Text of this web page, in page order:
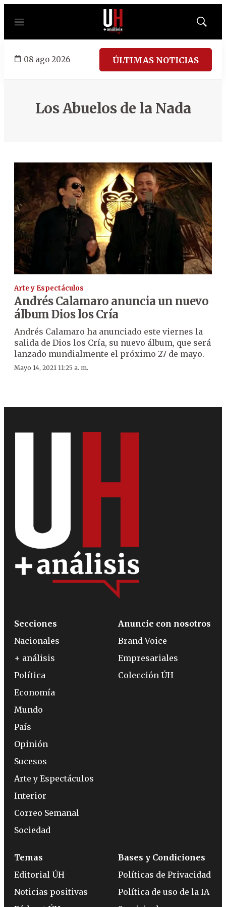
Menú
Mostrar
08 ago 2026 ÚLTIMAS NOTICIAS
Los Abuelos de la Nada
Arte y Espectáculos
Andrés Calamaro anuncia un nuevo
álbum Dios los Cría
Andrés Calamaro ha anunciado este viernes la
salida de Dios los Cría, su nuevo álbum, que será
lanzado mundialmente el próximo 27 de mayo.
Mayo 14, 2021 11:25 a. m.
Secciones
Nacionales
+ análisis
Política
Economía
Mundo
País
Opinión
Sucesos
Arte y Espectáculos
Interior
Correo Semanal
Sociedad
Anuncie con nosotros
Brand Voice
Empresariales
Colección ÚH
Temas
Editorial ÚH
Noticias positivas
Bases y Condiciones
Políticas de Privacidad
Política de uso de la IA